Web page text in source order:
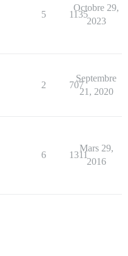
5 1135
Octobre 29,
2023
2 707
Septembre
21, 2020
6 1311
Mars 29,
2016